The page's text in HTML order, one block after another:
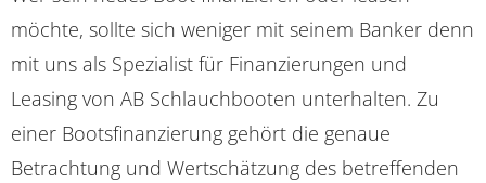
möchte, sollte sich weniger mit seinem Banker denn
mit uns als Spezialist für Finanzierungen und
Leasing von AB Schlauchbooten unterhalten. Zu
einer Bootsfinanzierung gehört die genaue
Betrachtung und Wertschätzung des betreffenden